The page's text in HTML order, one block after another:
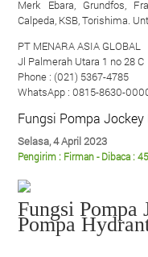
Merk Ebara, Grundfos,
Calpeda, KSB, Torishima.
PT MENARA ASIA GLOBAL
Jl Palmerah Utara 1 no 28 C
Phone : (021) 5367-4785
WhatsApp : 0815-8630-
Fungsi Pompa
Selasa, 4 April 2023
Pengirim : Firman - Dibaca :
Fungsi Pompa
Pompa